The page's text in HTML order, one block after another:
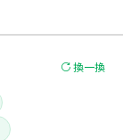
換一換